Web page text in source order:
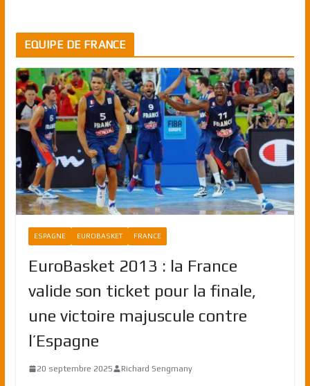
EQUIPE DE FRANCE
ESPAGNE EUROBASKET FRANCE
EuroBasket 2013 : la France
valide son ticket pour la finale,
une victoire majuscule contre
l’Espagne
20 septembre 2025 Richard Sengmany